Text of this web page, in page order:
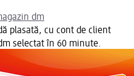
dm
plasată, cu cont de client
selectat în 60 minute.